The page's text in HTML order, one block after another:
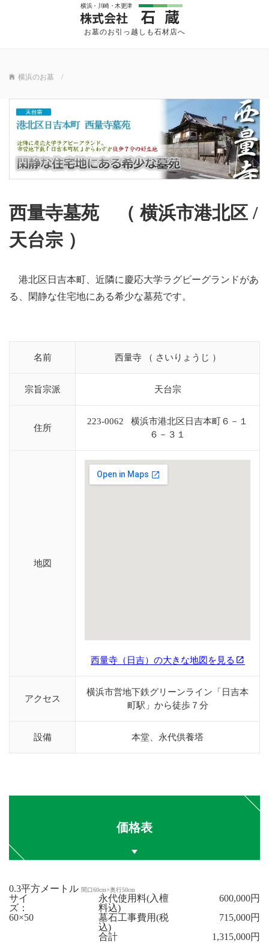
横浜・川崎・木更津
株式会社 石蔵
お墓のお引っ越しも石材店へ
横浜のお墓
西量寺墓苑 （ 横浜市港北区 /
天台宗 ）
港北区日吉本町、近隣に慶応大学ラグビーグランドがあ
る、閑静な住宅地にある希少な墓苑です。
名前 西量寺 （ さいりょうじ ）
宗旨宗派 天台宗
住所
223-0062 横浜市港北区日吉本町６－１
６－３１
地図
西量寺（日吉）の大きな地図を見る
アクセス
横浜市営地下鉄グリーンライン「日吉本
町駅」から徒歩７分
設備 本堂、永代供養塔
価格表
0.3平方メートル 間口60cm×奥行50cm
サイ
ズ：
60×50
永代使用料(入檀
料込)
600,000円
墓石工事費用(税
込)
715,000円
合計
1,315,000円